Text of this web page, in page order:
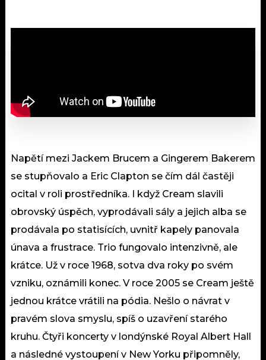
Napětí mezi Jackem Brucem a Gingerem Bakerem
se stupňovalo a Eric Clapton se čím dál častěji
ocital v roli prostředníka. I když Cream slavili
obrovský úspěch, vyprodávali sály a jejich alba se
prodávala po statisících, uvnitř kapely panovala
únava a frustrace. Trio fungovalo intenzivně, ale
krátce. Už v roce 1968, sotva dva roky po svém
vzniku, oznámili konec. V roce 2005 se Cream ještě
jednou krátce vrátili na pódia. Nešlo o návrat v
pravém slova smyslu, spíš o uzavření starého
kruhu. Čtyři koncerty v londýnské Royal Albert Hall
a následné vystoupení v New Yorku připomněly,